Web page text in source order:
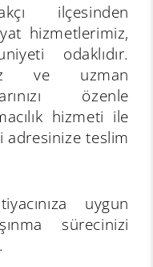
ilçesinden
hizmetlerimiz,
odaklıdır.
ve uzman
özenle
hizmeti ile
adresinize teslim
uygun
sürecinizi